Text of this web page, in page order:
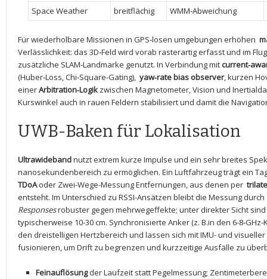
Space Weather breitflächig WMM‑Abweichung
Für wiederholbare⁤ Missionen in GPS‑losen umgebungen ⁤erhöhen ‍
Verlässlichkeit: das 3D‑Feld wird vorab rasterartig erfasst und im
zusätzliche​ SLAM‑Landmarke genutzt. In ‍Verbindung mit
(Huber‑Loss, Chi‑Square‑Gating), ‍ yaw‑rate bias ⁢observer, kurzen
einerArbitration‑Logik zwischen Magnetometer,‍ Vision und
Kurswinkel auch​ in rauen Feldern stabilisiert und damit ⁣die
UWB-Baken für Lokalisation
Ultrawidebandnutzt ⁢extrem kurze Impulse und ein sehr breites
nanosekundenbereich zu ermöglichen. Ein Luftfahrzeug trägt ein
TDoAoder Zwei-Wege-Messung Entfernungen, aus⁣ denen per ​
entsteht. Im Unterschied‌ zu RSSI-Ansätzen bleibt die Messung
Responsesrobuster gegen mehrwegeffekte; unter direkter Sicht sind
typischerweise⁣ 10-30 ⁤cm.‌ Synchronisierte Anker (z. B.in den 6-
den ​dreistelligen Hertzbereich und lassen ⁢sich mit IMU- ⁤und
fusionieren, um ⁣Drift zu ​begrenzen und ‌kurzzeitige Ausfälle zu
Feinauflösungder Laufzeit statt ‌Pegelmessung;‍